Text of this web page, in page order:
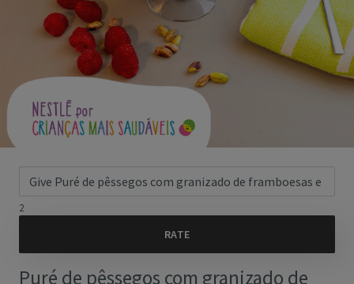
2
Puré de pêssegos com granizado de